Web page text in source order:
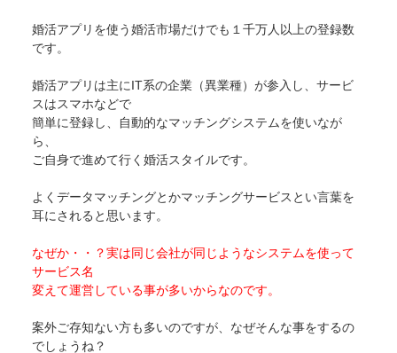
婚活アプリを使う婚活市場だけでも１千万人以上の登録数
です。
婚活アプリは主にIT系の企業（異業種）が参入し、サービ
スはスマホなどで
簡単に登録し、自動的なマッチングシステムを使いなが
ら、
ご自身で進めて行く婚活スタイルです。
よくデータマッチングとかマッチングサービスとい言葉を
耳にされると思います。
なぜか・・？実は同じ会社が同じようなシステムを使って
サービス名
変えて運営している事が多いからなのです。
案外ご存知ない方も多いのですが、なぜそんな事をするの
でしょうね？